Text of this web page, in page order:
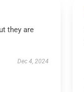
they are
Dec 4, 2024